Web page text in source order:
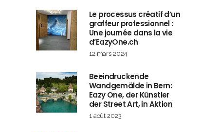
Le processus créatif d’un
graffeur professionnel :
Une journée dans la vie
d’EazyOne.ch
12 mars 2024
Beeindruckende
Wandgemälde in Bern:
Eazy One, der Künstler
der Street Art, in Aktion
1 août 2023